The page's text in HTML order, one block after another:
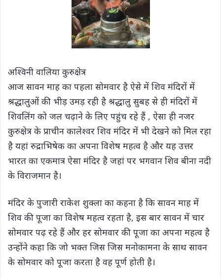
अश्विनी वालिया कुरुक्षेत्र
आज सावन माह का पहला सोमवार है ऐसे में शिव मंदिरों में
श्रद्धालुओं की भीड़ उमड़ रही है श्रद्धालु सुबह से ही मंदिरों में
शिवलिंग को जल चढ़ाने के लिए पहुंच रहे हैं , ऐसा ही नजर
कुरुक्षेत्र के प्राचीन कालेश्वर शिव मंदिर में भी देखने को मिल रहा
है यहां रुद्राभिषेक का अपना विशेष महत्व है और यह उत्तर
भारत का एकमात्र ऐसा मंदिर है जहां पर भगवान शिव बीना नदी
के विराजमान है।
मंदिर के पुजारी राकेश शुक्ला का कहना है कि सावन माह में
शिव की पूजा का विशेष महत्व रहता है, इस बार सावन में चार
सोमवार पढ़ रहे हैं और हर सोमवार की पूजा का अपना महत्व है
उन्होंने कहा कि जो भक्त जिस जिस मनोकामना के साथ सावन
के सोमवार को पूजा करता है वह पूर्ण होती है।